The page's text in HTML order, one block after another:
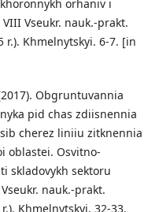
orhaniv i
Vseukr. nauk.-prakt.
r.). Khmelnytskyi. 6-7. [in
Obgruntuvannia
pid chas zdiisnennia
cherez liniiu zitknennia
oblastei. Osvitno-
skladovykh sektoru
nauk.-prakt.
Khmelnytskyi. 32-33.